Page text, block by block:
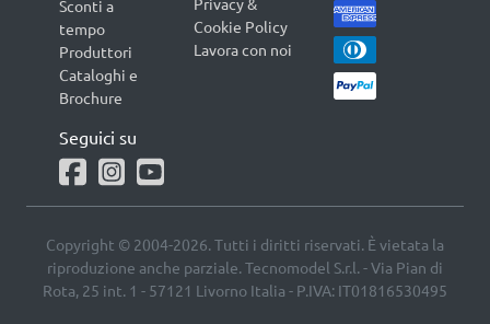
Sconti a
tempo
Produttori
Cataloghi e
Brochure
Cookie Policy
Lavora con noi
Seguici su
Copyright © 2004-2026. Tutti i diritti riservati. È vietata la
riproduzione anche parziale. Tecnomodel S.r.l. - Via Pian di
Rota, 25 int. 1 - 57121 Livorno Italia - P.IVA: IT01816530495